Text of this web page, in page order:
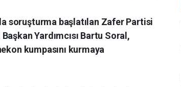
soruşturma başlatılan Zafer Partisi
Yardımcısı Bartu Soral,
kumpasını kurmaya